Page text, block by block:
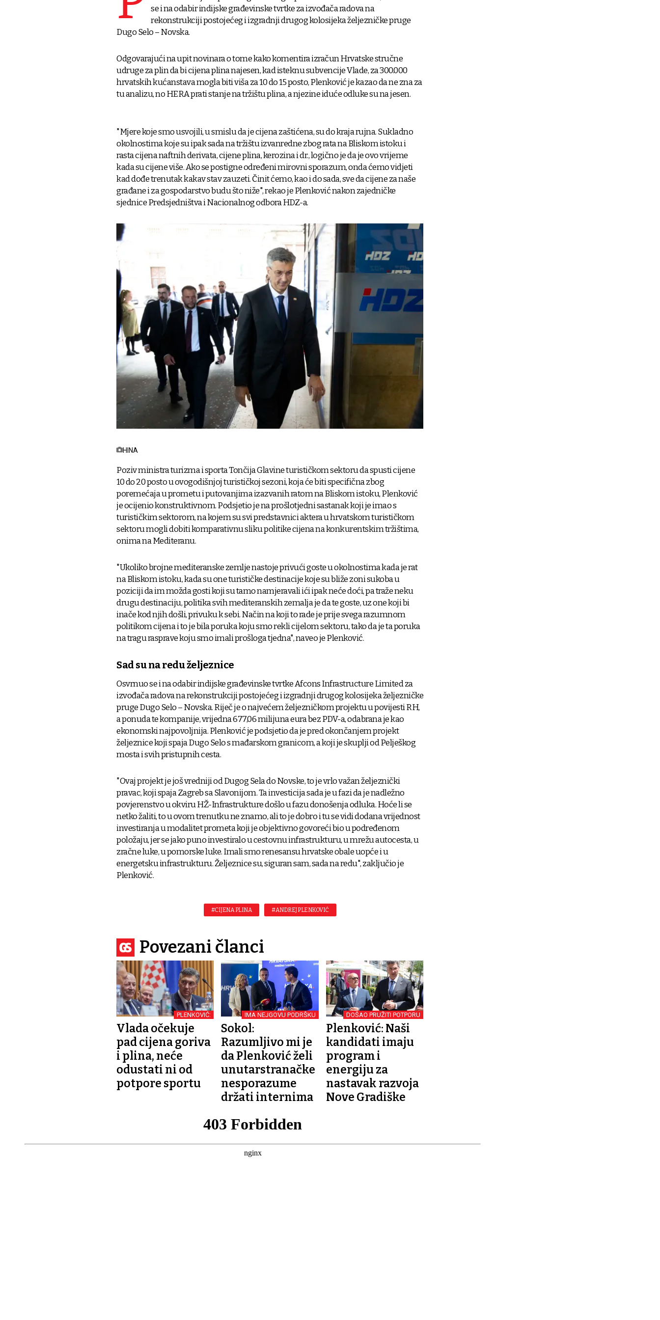
se i na odabir indijske građevinske tvrtke za izvođača radova na
rekonstrukciji postojećeg i izgradnji drugog kolosijeka željezničke pruge
Dugo Selo – Novska.
Odgovarajući na upit novinara o tome kako komentira izračun Hrvatske stručne
udruge za plin da bi cijena plina najesen, kad isteknu subvencije Vlade, za 300.000
hrvatskih kućanstava mogla biti viša za 10 do 15 posto, Plenković je kazao da ne zna za
tu analizu, no HERA prati stanje na tržištu plina, a njezine iduće odluke su na jesen.
"Mjere koje smo usvojili, u smislu da je cijena zaštićena, su do kraja rujna. Sukladno
okolnostima koje su ipak sada na tržištu izvanredne zbog rata na Bliskom istoku i
rasta cijena naftnih derivata, cijene plina, kerozina i dr., logično je da je ovo vrijeme
kada su cijene više. Ako se postigne određeni mirovni sporazum, onda ćemo vidjeti
kad dođe trenutak kakav stav zauzeti. Činit ćemo, kao i do sada, sve da cijene za naše
građane i za gospodarstvo budu što niže", rekao je Plenković nakon zajedničke
sjednice Predsjedništva i Nacionalnog odbora HDZ-a.
HINA
Poziv ministra turizma i sporta Tončija Glavine turističkom sektoru da spusti cijene
10 do 20 posto u ovogodišnjoj turističkoj sezoni, koja će biti specifična zbog
poremećaja u prometu i putovanjima izazvanih ratom na Bliskom istoku, Plenković
je ocijenio konstruktivnom. Podsjetio je na prošlotjedni sastanak koji je imao s
turističkim sektorom, na kojem su svi predstavnici aktera u hrvatskom turističkom
sektoru mogli dobiti komparativnu sliku politike cijena na konkurentskim tržištima,
onima na Mediteranu.
"Ukoliko brojne mediteranske zemlje nastoje privući goste u okolnostima kada je rat
na Bliskom istoku, kada su one turističke destinacije koje su bliže zoni sukoba u
poziciji da im možda gosti koji su tamo namjeravali ići ipak neće doći, pa traže neku
drugu destinaciju, politika svih mediteranskih zemalja je da te goste, uz one koji bi
inače kod njih došli, privuku k sebi. Način na koji to rade je prije svega razumnom
politikom cijena i to je bila poruka koju smo rekli cijelom sektoru, tako da je ta poruka
na tragu rasprave koju smo imali prošloga tjedna", naveo je Plenković.
Sad su na redu željeznice
Osvrnuo se i na odabir indijske građevinske tvrtke Afcons Infrastructure Limited za
izvođača radova na rekonstrukciji postojećeg i izgradnji drugog kolosijeka željezničke
pruge Dugo Selo – Novska. Riječ je o najvećem željezničkom projektu u povijesti RH,
a ponuda te kompanije, vrijedna 677,06 milijuna eura bez PDV-a, odabrana je kao
ekonomski najpovoljnija. Plenković je podsjetio da je pred okončanjem projekt
željeznice koji spaja Dugo Selo s mađarskom granicom, a koji je skuplji od Pelješkog
mosta i svih pristupnih cesta.
"Ovaj projekt je još vredniji od Dugog Sela do Novske, to je vrlo važan željeznički
pravac, koji spaja Zagreb sa Slavonijom. Ta investicija sada je u fazi da je nadležno
povjerenstvo u okviru HŽ-Infrastrukture došlo u fazu donošenja odluka. Hoće li se
netko žaliti, to u ovom trenutku ne znamo, ali to je dobro i tu se vidi dodana vrijednost
investiranja u modalitet prometa koji je objektivno govoreći bio u podređenom
položaju, jer se jako puno investiralo u cestovnu infrastrukturu, u mrežu autocesta, u
zračne luke, u pomorske luke. Imali smo renesansu hrvatske obale uopće i u
energetsku infrastrukturu. Željeznice su, siguran sam, sada na redu", zaključio je
Plenković.
#CIJENA PLINA #ANDREJ PLENKOVIĆ
Povezani članci
PLENKOVIĆ:
Vlada očekuje
pad cijena goriva
i plina, neće
odustati ni od
potpore sportu
IMA NEJGOVU PODRŠKU
Sokol:
Razumljivo mi je
da Plenković želi
unutarstranačke
nesporazume
držati internima
DOŠAO PRUŽITI POTPORU
Plenković: Naši
kandidati imaju
program i
energiju za
nastavak razvoja
Nove Gradiške